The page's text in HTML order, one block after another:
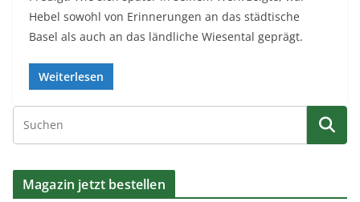
Hebel sowohl von Erinnerungen an das städtische
Basel als auch an das ländliche Wiesental geprägt.
Weiterlesen
Magazin jetzt bestellen